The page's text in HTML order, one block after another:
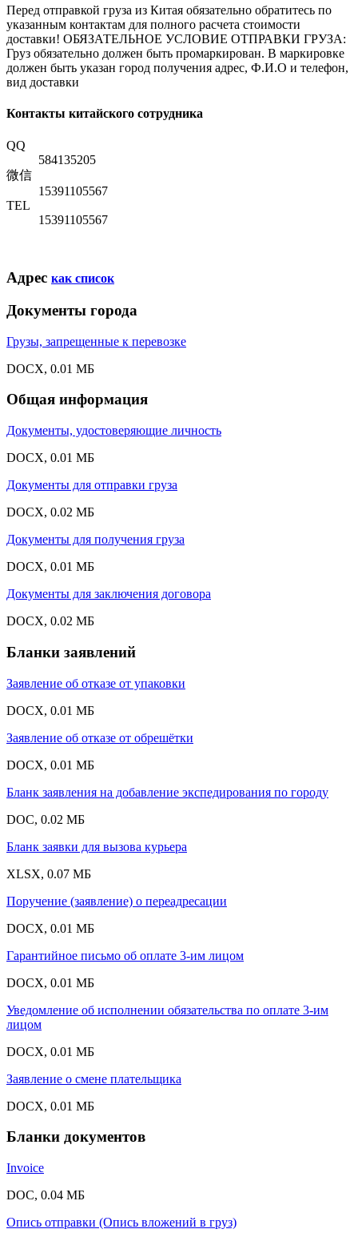
Перед отправкой груза из Китая обязательно обратитесь по
указанным контактам для полного расчета стоимости
доставки! ОБЯЗАТЕЛЬНОЕ УСЛОВИЕ ОТПРАВКИ ГРУЗА:
Груз обязательно должен быть промаркирован. В маркировке
должен быть указан город получения адрес, Ф.И.О и телефон,
вид доставки
Контакты китайского сотрудника
QQ
584135205
微信
15391105567
TEL
15391105567
Адрес как список
Документы города
Грузы, запрещенные к перевозке
DOCX, 0.01 МБ
Общая информация
Документы, удостоверяющие личность
DOCX, 0.01 МБ
Документы для отправки груза
DOCX, 0.02 МБ
Документы для получения груза
DOCX, 0.01 МБ
Документы для заключения договора
DOCX, 0.02 МБ
Бланки заявлений
Заявление об отказе от упаковки
DOCX, 0.01 МБ
Заявление об отказе от обрешётки
DOCX, 0.01 МБ
Бланк заявления на добавление экспедирования по городу
DOC, 0.02 МБ
Бланк заявки для вызова курьера
XLSX, 0.07 МБ
Поручение (заявление) о переадресации
DOCX, 0.01 МБ
Гарантийное письмо об оплате 3-им лицом
DOCX, 0.01 МБ
Уведомление об исполнении обязательства по оплате 3-им
лицом
DOCX, 0.01 МБ
Заявление о смене плательщика
DOCX, 0.01 МБ
Бланки документов
Invoice
DOC, 0.04 МБ
Опись отправки (Опись вложений в груз)